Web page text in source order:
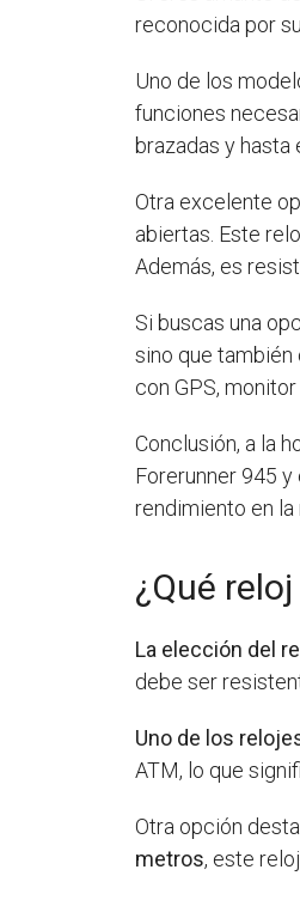
reconocida por
Uno de los
funciones
brazadas y hasta
Otra excelente
abiertas. Este
Además, es
Si buscas una
sino que también
con GPS,
Conclusión, a la
Forerunner 945
rendimiento en la
¿Qué
La elección del
debe ser
Uno de los
ATM, lo que
Otra opción
metros, este